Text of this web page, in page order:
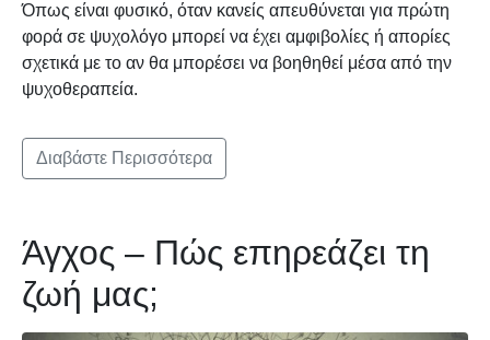
Όπως είναι φυσικό, όταν κανείς απευθύνεται για πρώτη
φορά σε ψυχολόγο μπορεί να έχει αμφιβολίες ή απορίες
σχετικά με το αν θα μπορέσει να βοηθηθεί μέσα από την
ψυχοθεραπεία.
Διαβάστε Περισσότερα
Άγχος – Πώς επηρεάζει τη
ζωή μας;